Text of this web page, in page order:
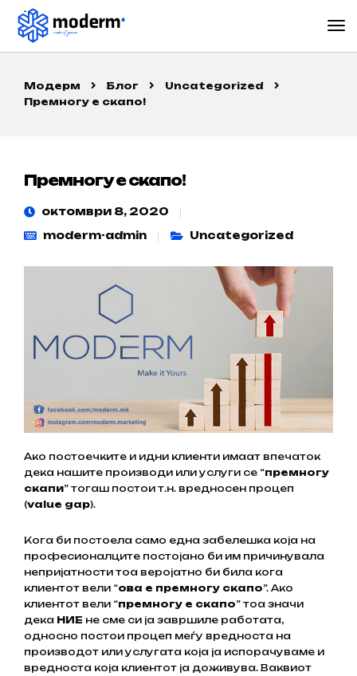
Модерм Блог
Uncategorized
Премногу е скапо!
Премногу е скапо!
октомври 8, 2020
moderm-admin
Uncategorized
Ако постоечките и идни клиенти имаат впечаток
дека нашите производи или услуги се “премногу
скапи” тогаш постои т.н. вредносен процеп
(value gap).
Кога би постоела само една забелешка која на
професионалците постојано би им причинувала
непријатности тоа веројатно би била кога
клиентот вели “ова е премногу скапо”. Ако
клиентот вели “премногу е скапо” тоа значи
дека НИЕ не сме си ја завршиле работата,
односно постои процеп меѓу вредноста на
производот или услугата која ја испорачуваме и
вредноста која клиентот ја доживува. Ваквиот